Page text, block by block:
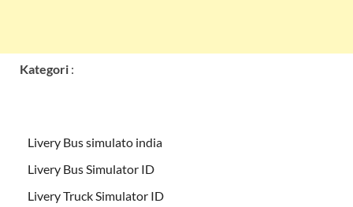
Kategori :
Livery Bus simulato india
Livery Bus Simulator ID
Livery Truck Simulator ID